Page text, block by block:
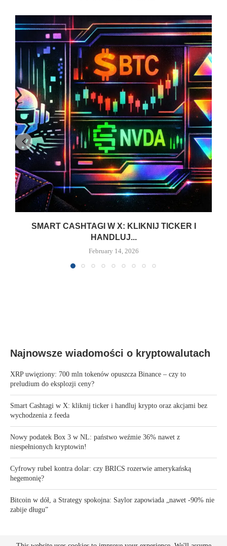
SMART CASHTAGI W X: KLIKNIJ TICKER I
HANDLUJ...
February 14, 2026
Najnowsze wiadomości o kryptowalutach
XRP uwięziony: 700 mln tokenów opuszcza Binance – czy to
preludium do eksplozji ceny?
Smart Cashtagi w X: kliknij ticker i handluj krypto oraz akcjami bez
wychodzenia z feeda
Nowy podatek Box 3 w NL: państwo weźmie 36% nawet z
niespełnionych kryptowin!
Cyfrowy rubel kontra dolar: czy BRICS rozerwie amerykańską
hegemonię?
Bitcoin w dół, a Strategy spokojna: Saylor zapowiada „nawet -90% nie
zabije długu”